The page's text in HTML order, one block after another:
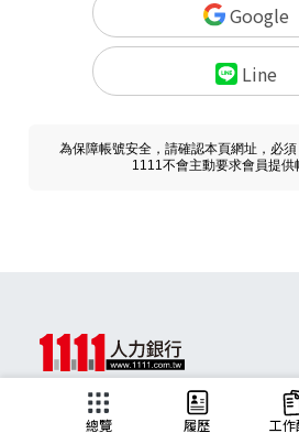
Google
Line
為保障帳號安全，請確認本頁網址，必
1111不會主動要求會員提供
總覽 履歷 工作